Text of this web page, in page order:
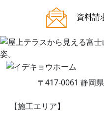
資料請
〒417-0061 静岡
【施工エリア】